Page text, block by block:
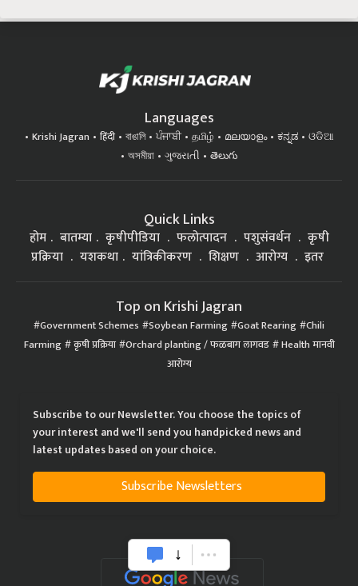
Languages
Krishi Jagran हिंदी বাঙালি ਪੰਜਾਬੀ தமிழ் മലയാളം ಕನ್ನಡ
ଓଡିଆ
অসমীয়া
ગુજરાતી తెలుగు
Quick Links
होम बातम्या कृषीपीडिया फलोत्पादन पशुसंवर्धन
कृषी
प्रक्रिया
यशकथा यांत्रिकीकरण शिक्षण आरोग्य इतर
Top on Krishi Jagran
Government Schemes Soybean Farming Goat Rearing Chili
Farming कृषी प्रक्रिया Orchard planting / फळबाग लागवड Health मानवी
आरोग्य
Subscribe to our Newsletter. You choose the topics of
your interest and we'll send you handpicked news and
latest updates based on your choice.
Subscribe Newsletters